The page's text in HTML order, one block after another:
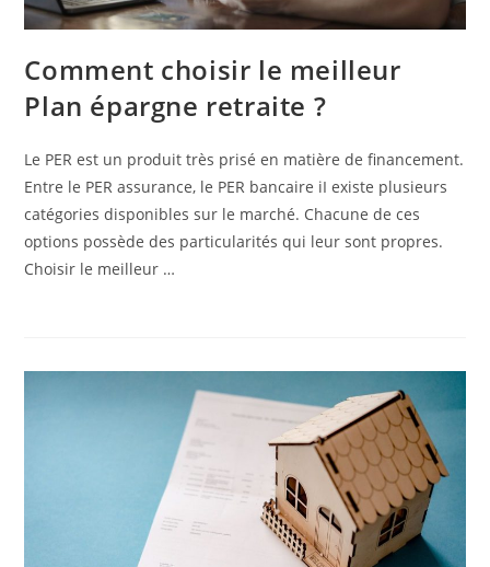
Comment choisir le meilleur
Plan épargne retraite ?
Le PER est un produit très prisé en matière de financement.
Entre le PER assurance, le PER bancaire iI existe plusieurs
catégories disponibles sur le marché. Chacune de ces
options possède des particularités qui leur sont propres.
Choisir le meilleur …